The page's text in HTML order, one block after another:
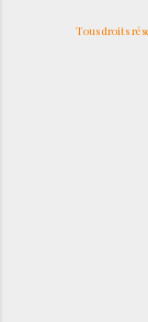
Tous droits